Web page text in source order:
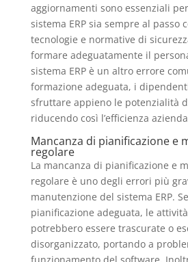
aggiornamenti sono essenziali
sistema ERP sia sempre al passo
tecnologie e normative di
formare adeguatamente il
sistema ERP è un altro errore
formazione adeguata, i
sfruttare appieno le potenzialità
riducendo così l’efficienza
Mancanza di pianificazione e
regolare
La mancanza di pianificazione e
regolare è uno degli errori più
manutenzione del sistema ERP.
pianificazione adeguata, le
potrebbero essere trascurate o
disorganizzato, portando a